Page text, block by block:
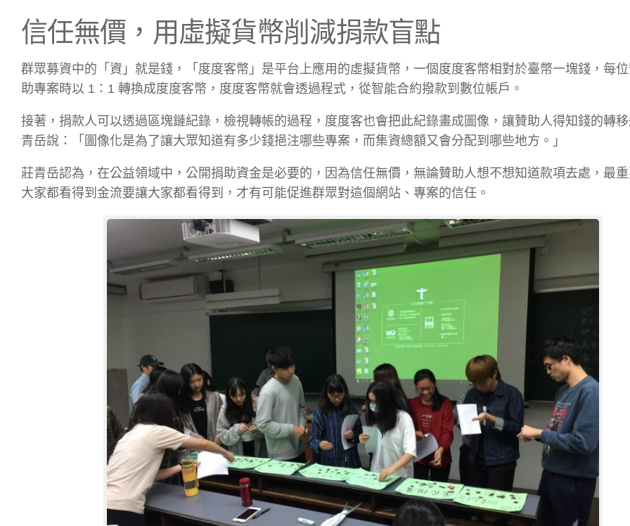
信任無價，用虛擬貨幣削減捐款盲點
群眾募資中的「資」就是錢，「度度客幣」是平台上應用的虛擬貨幣，一個度度客幣相對於臺幣一塊錢，每
助專案時以 1：1 轉換成度度客幣，度度客幣就會透過程式，從智能合約撥款到數位帳戶。
接著，捐款人可以透過區塊鏈紀錄，檢視轉帳的過程，度度客也會把此紀錄畫成圖像，讓贊助人得知錢的轉
青岳說：「圖像化是為了讓大眾知道有多少錢挹注哪些專案，而集資總額又會分配到哪些地方。」
莊青岳認為，在公益領域中，公開捐助資金是必要的，因為信任無價，無論贊助人想不想知道款項去處，最
大家都看得到金流要讓大家都看得到，才有可能促進群眾對這個網站、專案的信任。